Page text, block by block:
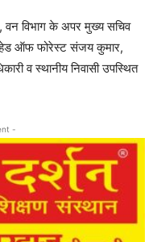
वन विभाग के अपर मुख्य सचिव
हेड ऑफ फोरेस्ट संजय कुमार,
व स्थानीय निवासी उपस्थित
-